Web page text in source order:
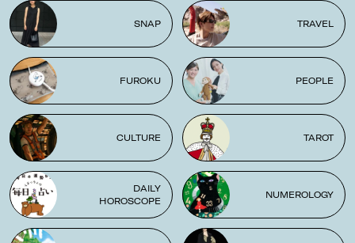
SNAP TRAVEL
FUROKU PEOPLE
CULTURE TAROT
DAILY
HOROSCOPE
NUMEROLOGY